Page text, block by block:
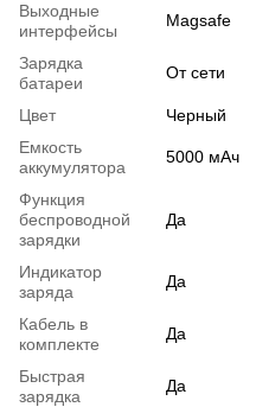
Выходные
интерфейсы
Magsafe
Зарядка
батареи
От сети
Цвет
Черный
Емкость
аккумулятора
5000 мАч
Функция
беспроводной
зарядки
Да
Индикатор
заряда
Да
Кабель в
комплекте
Да
Быстрая
зарядка
Да